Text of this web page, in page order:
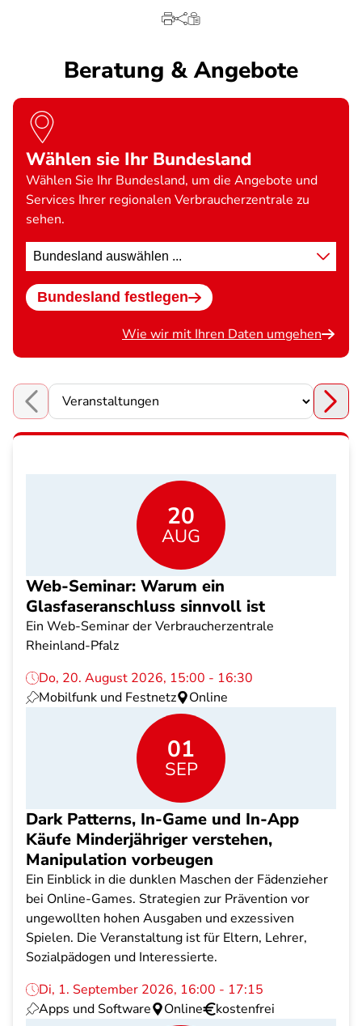
Beratung & Angebote
Wählen sie Ihr Bundesland
Wählen Sie Ihr Bundesland, um die Angebote und
Services Ihrer regionalen Verbraucherzentrale zu
sehen.
Standort
wählen
Bundesland festlegen
Wie wir mit Ihren Daten umgehen
Choose a section
20
AUG
Web-Seminar: Warum ein
Glasfaseranschluss sinnvoll ist
Ein Web-Seminar der Verbraucherzentrale
Rheinland-Pfalz
Do, 20. August 2026, 15:00 - 16:30
Mobilfunk und Festnetz
Online
01
SEP
Dark Patterns, In-Game und In-App
Käufe Minderjähriger verstehen,
Manipulation vorbeugen
Ein Einblick in die dunklen Maschen der Fädenzieher
bei Online-Games. Strategien zur Prävention vor
ungewollten hohen Ausgaben und exzessiven
Spielen. Die Veranstaltung ist für Eltern, Lehrer,
Sozialpädogen und Interessierte.
Di, 1. September 2026, 16:00 - 17:15
Apps und Software
Online kostenfrei